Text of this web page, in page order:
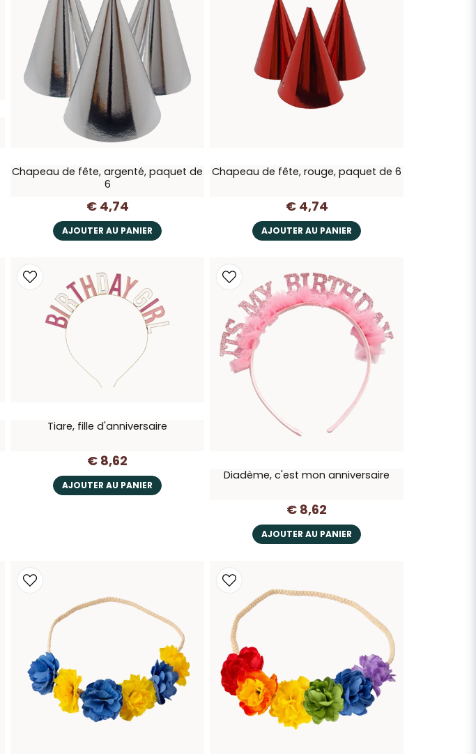
Chapeau de fête, argenté, paquet de
6
€ 4,74
AJOUTER AU PANIER
Chapeau de fête, rouge, paquet de 6
€ 4,74
AJOUTER AU PANIER
Tiare, fille d'anniversaire
€ 8,62
AJOUTER AU PANIER
Diadème, c'est mon anniversaire
€ 8,62
AJOUTER AU PANIER